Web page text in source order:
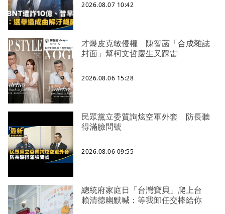
2026.08.07 10:42
才爆皮克敏侵權 陳智菡「合成雜誌
封面」幫柯文哲慶生又踩雷
2026.08.06 15:28
民眾黨立委質詢炫空軍外套 防長聽
得滿臉問號
2026.08.06 09:55
總統府家庭日「台灣寶貝」爬上台
賴清德幽默喊：等我卸任交棒給你